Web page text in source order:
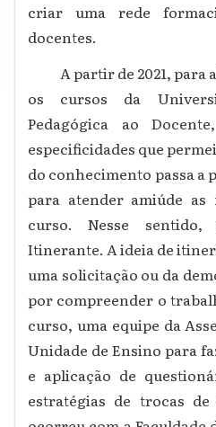
criar uma rede
docentes.
A partir de 2021, para
os cursos da
Pedagógica ao
especificidades que
do conhecimento passa a
para atender amiúde as
curso. Nesse
Itinerante. A ideia de
uma solicitação ou da
por compreender o
curso, uma equipe da
Unidade de Ensino para
e aplicação de
estratégias de trocas